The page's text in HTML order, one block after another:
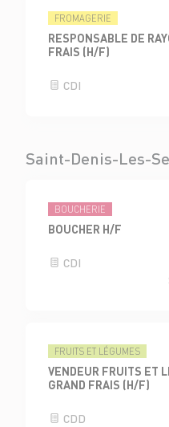
FROMAGERIE
RESPONSABLE DE
FRAIS (H/F)
CDI
Saint-Denis-Les-
BOUCHERIE
BOUCHER H/F
CDI
FRUITS ET LÉGUMES
VENDEUR FRUITS ET
GRAND FRAIS (H/F)
CDD